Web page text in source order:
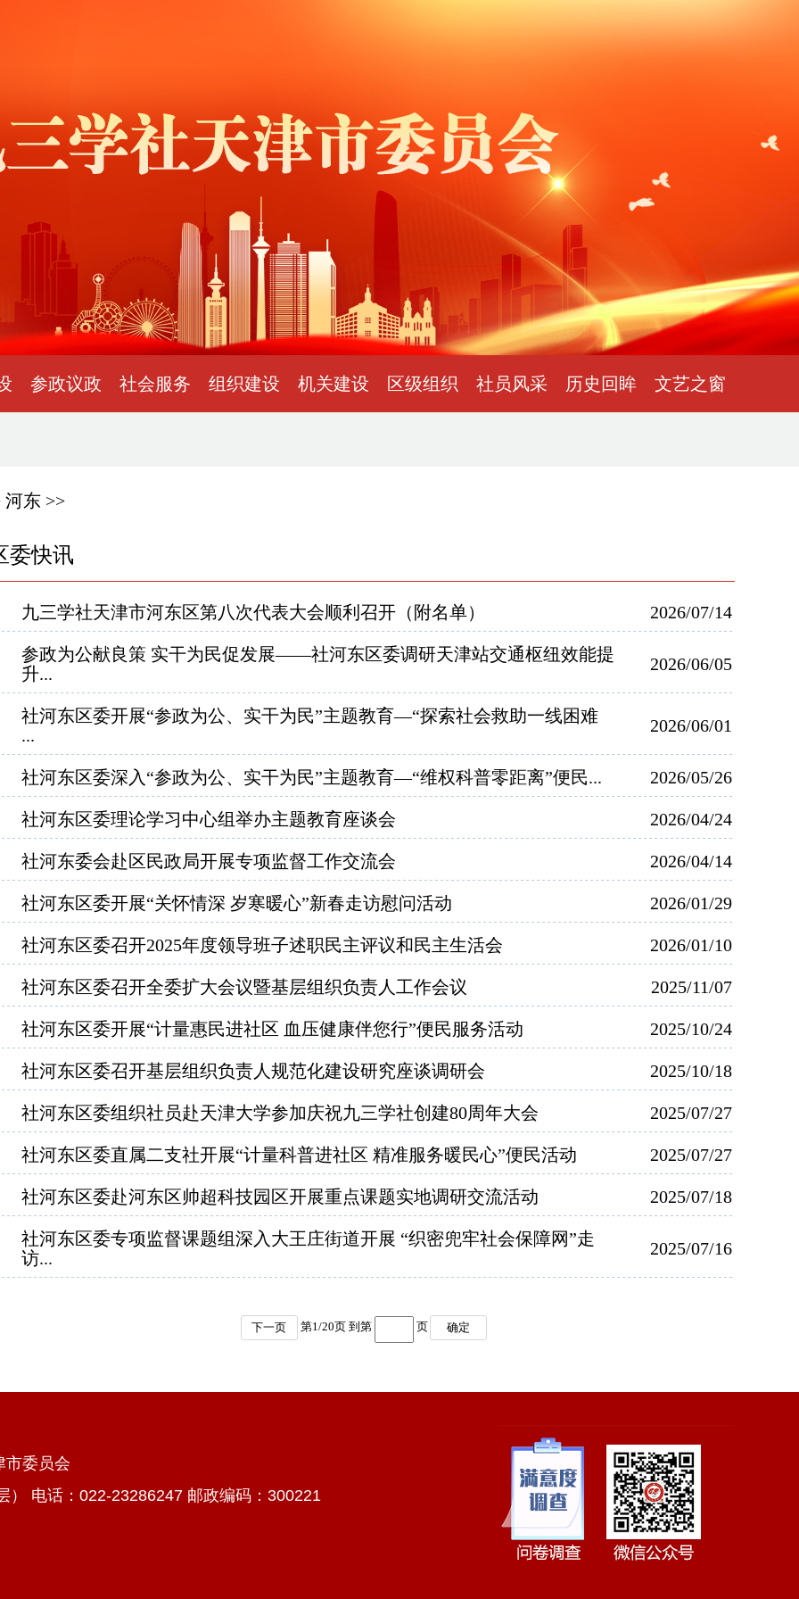
参政议政 社会服务 组织建设 机关建设 区级组织 社员风采 历史回眸 文艺之窗
河东 >>
委快讯
九三学社天津市河东区第八次代表大会顺利召开（附名单） 2026/07/14
参政为公献良策 实干为民促发展——社河东区委调研天津站交通枢纽效能提
升...
2026/06/05
社河东区委开展“参政为公、实干为民”主题教育—“探索社会救助一线困难
...
2026/06/01
社河东区委深入“参政为公、实干为民”主题教育—“维权科普零距离”便民... 2026/05/26
社河东区委理论学习中心组举办主题教育座谈会 2026/04/24
社河东委会赴区民政局开展专项监督工作交流会 2026/04/14
社河东区委开展“关怀情深 岁寒暖心”新春走访慰问活动 2026/01/29
社河东区委召开2025年度领导班子述职民主评议和民主生活会 2026/01/10
社河东区委召开全委扩大会议暨基层组织负责人工作会议 2025/11/07
社河东区委开展“计量惠民进社区 血压健康伴您行”便民服务活动 2025/10/24
社河东区委召开基层组织负责人规范化建设研究座谈调研会 2025/10/18
社河东区委组织社员赴天津大学参加庆祝九三学社创建80周年大会 2025/07/27
社河东区委直属二支社开展“计量科普进社区 精准服务暖民心”便民活动 2025/07/27
社河东区委赴河东区帅超科技园区开展重点课题实地调研交流活动 2025/07/18
社河东区委专项监督课题组深入大王庄街道开展 “织密兜牢社会保障网”走
访...
2025/07/16
下一页 第1/20页 到第 页 确定
市委员会
） 电话：022-23286247 邮政编码：300221